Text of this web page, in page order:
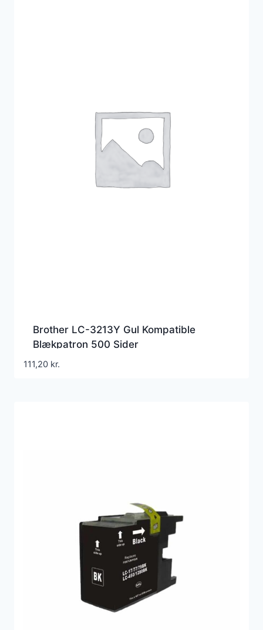
Brother LC-3213Y Gul Kompatible
Blækpatron 500 Sider
111,20 kr.